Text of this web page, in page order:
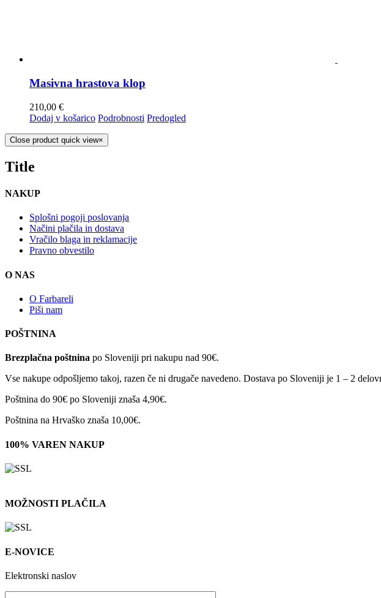
Masivna hrastova klop
210,00 €
Dodaj v košarico Podrobnosti Predogled
Close product quick view×
Title
NAKUP
Splošni pogoji poslovanja
Načini plačila in dostava
Vračilo blaga in reklamacije
Pravno obvestilo
O NAS
O Farbareli
Piši nam
POŠTNINA
Brezplačna poštnina po Sloveniji pri nakupu nad 90€.
Vse nakupe odpošljemo takoj, razen če ni drugače navedeno. Dostava po Sloveniji je 1 – 2
Poštnina do 90€ po Sloveniji znaša 4,90€.
Poštnina na Hrvaško znaša 10,00€.
100% VAREN NAKUP
MOŽNOSTI PLAČILA
E-NOVICE
Elektronski naslov